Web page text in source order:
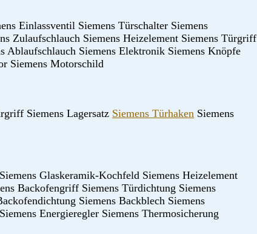
Einlassventil Siemens Türschalter Siemens
Zulaufschlauch Siemens Heizelement Siemens Türgriff
Ablaufschlauch Siemens Elektronik Siemens Knöpfe
Siemens Motorschild
Siemens Lagersatz Siemens Türhaken Siemens
Glaskeramik-Kochfeld Siemens Heizelement
Backofengriff Siemens Türdichtung Siemens
Siemens Backblech Siemens
Energieregler Siemens Thermosicherung